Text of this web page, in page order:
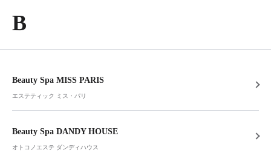
B
Beauty Spa MISS PARIS
エステティック ミス・パリ
Beauty Spa DANDY HOUSE
オトコノエステ ダンディハウス